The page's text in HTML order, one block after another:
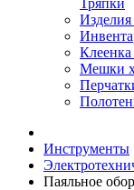
Тряпки
Изделия
Клеенка
Мешки
Инструменты
Паяльное